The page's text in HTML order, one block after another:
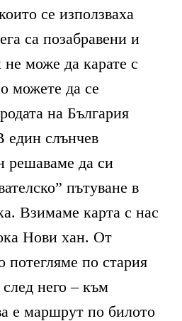
се използваха
са позабравени и
може да карате с
можете да се
на България
един слънчев
решаваме да си
пътуване в
Взимаме карта с нас
Нови хан. От
потегляме по стария
него – към
е маршрут по билото